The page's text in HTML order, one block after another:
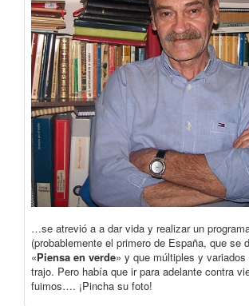
…se atrevió a a dar vida y realizar un
(probablemente el primero de España, que se
«Piensa en verde» y que múltiples y variados
trajo. Pero había que ir para adelante contra
fuimos…. ¡Pincha su foto!